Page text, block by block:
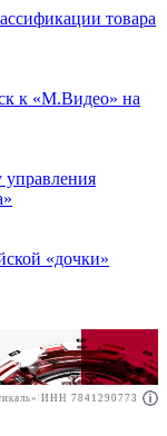
ИНН: 7704835288
товара
к «М.Видео» на
«дочки»
ИНН 7841290773